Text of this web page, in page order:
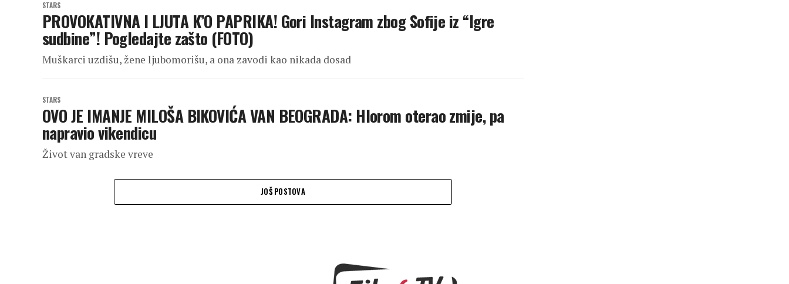
STARS
PROVOKATIVNA I LJUTA K’O PAPRIKA! Gori Instagram zbog Sofije iz “Igre
sudbine”! Pogledajte zašto (FOTO)
Muškarci uzdišu, žene ljubomorišu, a ona zavodi kao nikada dosad
STARS
OVO JE IMANJE MILOŠA BIKOVIĆA VAN BEOGRADA: Hlorom oterao zmije, pa
napravio vikendicu
Život van gradske vreve
JOŠ POSTOVA